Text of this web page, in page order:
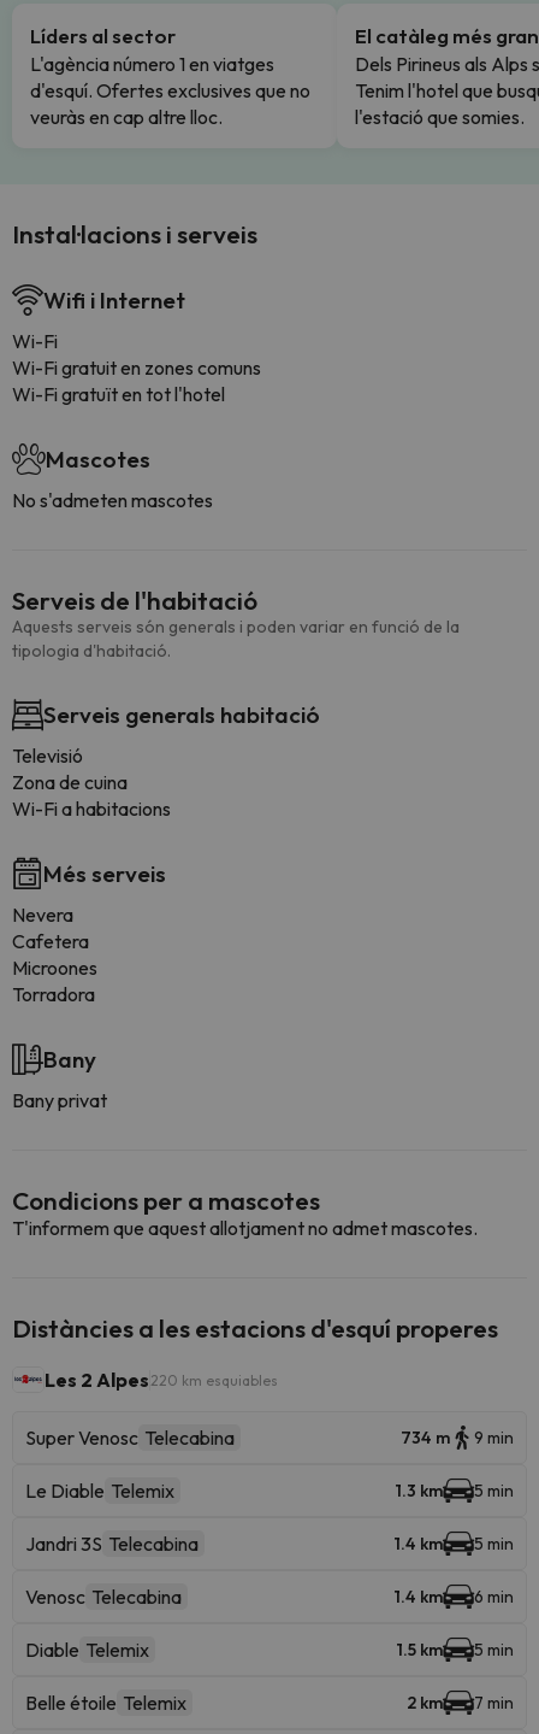
Líders al sector
L'agència número 1 en viatges
d'esquí. Ofertes exclusives que no
veuràs en cap altre lloc.
El catàleg més gran
Dels Pirineus als Alps
Tenim l'hotel que
l'estació que somies.
Instal·lacions i serveis
Wifi i Internet
Wi-Fi
Wi-Fi gratuit en zones comuns
Wi-Fi gratuït en tot l'hotel
Mascotes
No s'admeten mascotes
Serveis de l'habitació
Aquests serveis són generals i poden variar en funció de la
tipologia d'habitació.
Serveis generals habitació
Televisió
Zona de cuina
Wi-Fi a habitacions
Més serveis
Nevera
Cafetera
Microones
Torradora
Bany
Bany privat
Condicions per a mascotes
T'informem que aquest allotjament no admet mascotes.
Distàncies a les estacions d'esquí properes
Les 2 Alpes 220 km esquiables
Super Venosc Telecabina 734 m 9 min
Le Diable Telemix 1.3 km 5 min
Jandri 3S Telecabina 1.4 km 5 min
Venosc Telecabina 1.4 km 6 min
Diable Telemix 1.5 km 5 min
Belle étoile Telemix 2 km 7 min